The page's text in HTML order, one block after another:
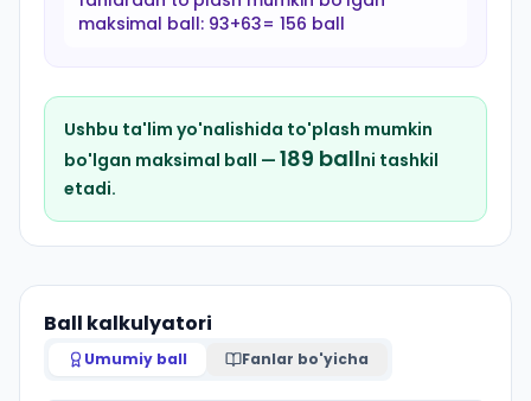
maksimal ball: 93+63= 156 ball
Ushbu ta'lim yo'nalishida to'plash mumkin
bo'lgan maksimal ball — 189 ballni tashkil
etadi.
Ball kalkulyatori
Umumiy ball Fanlar bo'yicha